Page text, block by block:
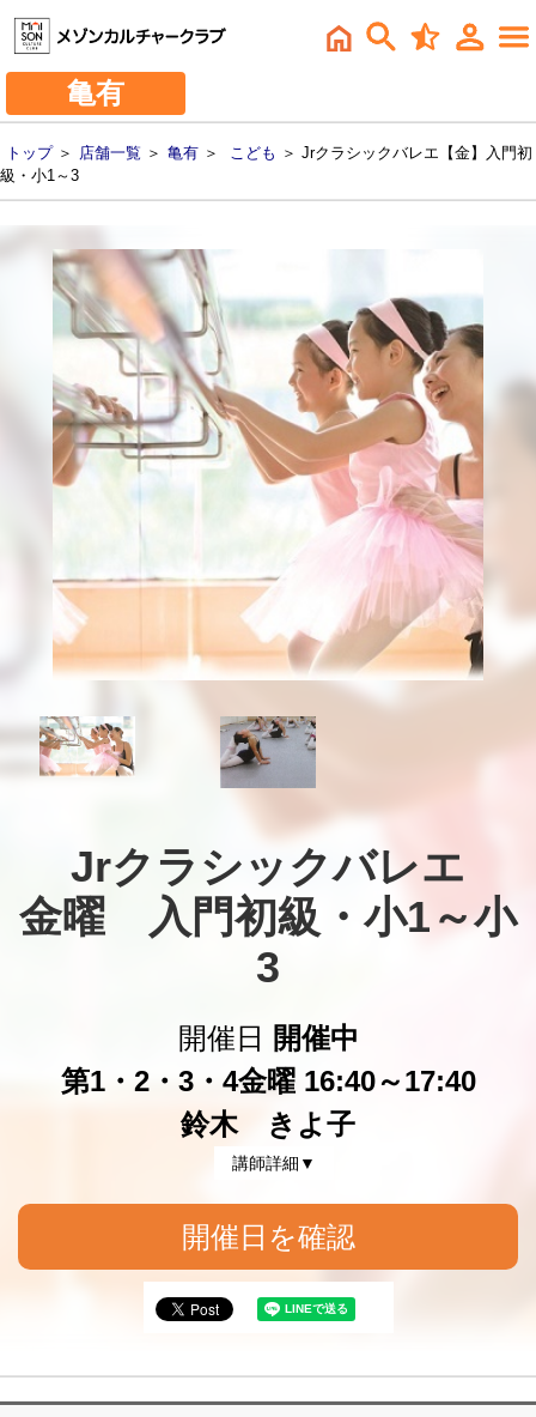
亀有
トップ＞ 店舗一覧 ＞ 亀有 ＞ こども ＞ Jrクラシックバレエ【金】入門初
級・小1～3
Jrクラシックバレエ
金曜　入門初級・小1～小
3
開催日
開催中
第1・2・3・4金曜 16:40～17:40
鈴木 きよ子
講師詳細▼
開催日を確認